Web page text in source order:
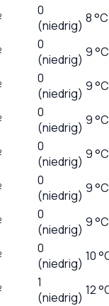
0
(niedrig) 8 °C
0
(niedrig) 9 °C
0
(niedrig) 9 °C
0
(niedrig) 9 °C
0
(niedrig) 9 °C
0
(niedrig) 9 °C
0
(niedrig) 9 °C
0
(niedrig) 10
1
(niedrig) 12